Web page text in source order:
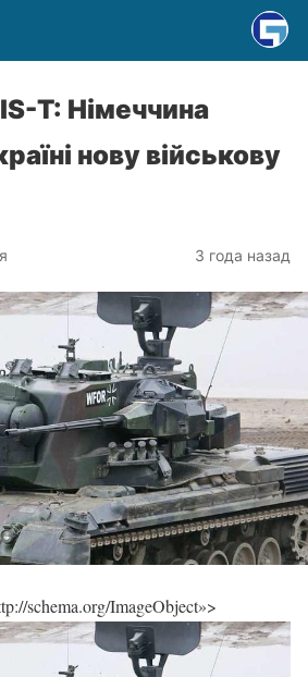
T: Німеччина
нову військову
3 года назад
schema.org/ImageObject»>